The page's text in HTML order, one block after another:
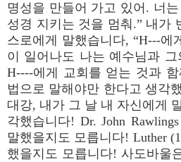
명성을 만들어 가고 있어. 너
성경 지키는 것을 멈춰.” 내가
스로에게 말했습니다, “H---에
이 일어나도 나는 예수님과
H----에게 교회를 얻는 것과
법으로 말해야만 한다고 생각
대강, 내가 그 날 내 자신에게
각했습니다! Dr. John
말했을지도 모릅니다! Luther
했을지도 모릅니다! 사도바울